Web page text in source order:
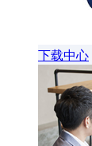
下载中心